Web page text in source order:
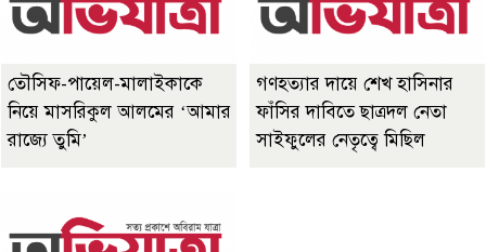
তৌসিফ-পায়েল-মালাইকাকে
নিয়ে মাসরিকুল আলমের ‘আমার
রাজ্যে তুমি’
গণহত্যার দায়ে শেখ হাসিনার
ফাঁসির দাবিতে ছাত্রদল নেতা
সাইফুলের নেতৃত্বে মিছিল